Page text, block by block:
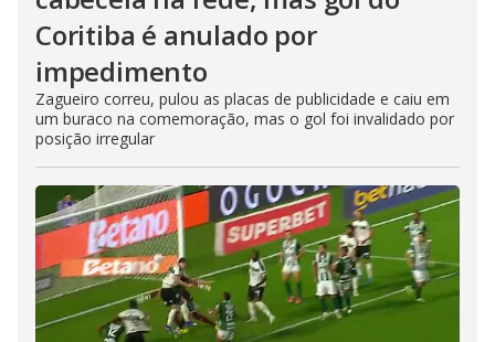
Coritiba é anulado por
impedimento
Zagueiro correu, pulou as placas de publicidade e caiu em
um buraco na comemoração, mas o gol foi invalidado por
posição irregular